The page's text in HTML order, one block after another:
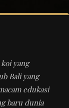
yang
Bali yang
edukasi
baru dunia